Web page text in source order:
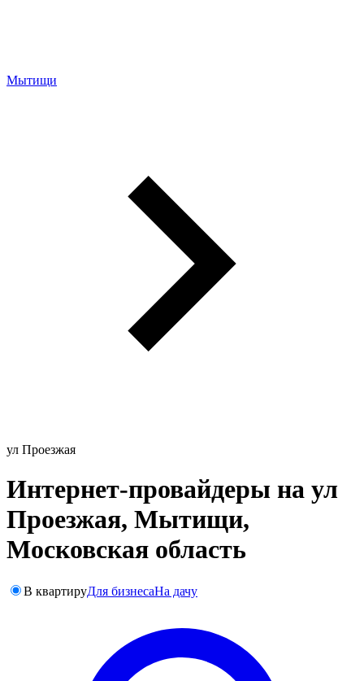
Мытищи
ул Проезжая
Интернет-провайдеры на ул
Проезжая, Мытищи,
Московская область
В квартируДля бизнесаНа дачу